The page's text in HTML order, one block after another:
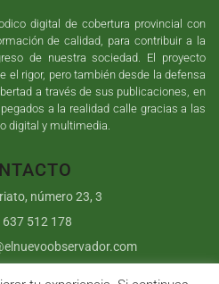
digital de cobertura provincial con
de calidad, para contribuir a la
de nuestra sociedad. El proyecto
el rigor, pero también desde la defensa
a través de sus publicaciones, en
a la realidad calle gracias a las
digital y multimedia.
número 23, 3
637 512 178